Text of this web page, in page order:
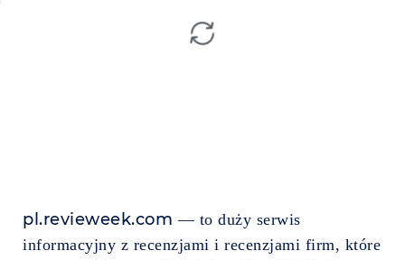
pl.revieweek.com — to duży serwis
informacyjny z recenzjami i recenzjami firm, które